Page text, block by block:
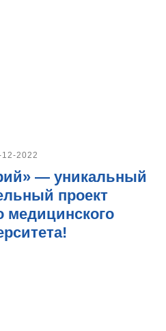
12-2022
— уникальный
проект
медицинского